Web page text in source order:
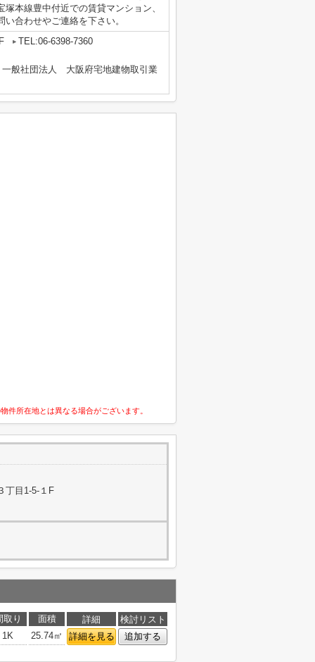
本線豊中付近での賃貸マンション、
合わせやご連絡を下さい。
TEL:06-6398-7360
般社団法人 大阪府宅地建物取引業
件所在地とは異なる場合がございます。
丁目1-5-１F
取り 面積 詳細
検討リスト
1K
25.74㎡ 詳細を見る 追加する